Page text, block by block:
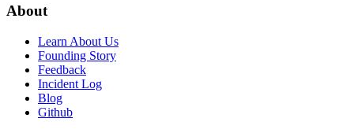
About
Learn About Us
Founding Story
Feedback
Incident Log
Blog
Github